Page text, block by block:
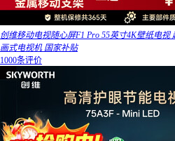
创维移动电视随心屏F1 Pro 55英寸4K壁纸电
画式电视机 国家补贴
1000条评价